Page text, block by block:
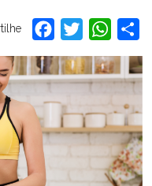
Facebook
Twitter